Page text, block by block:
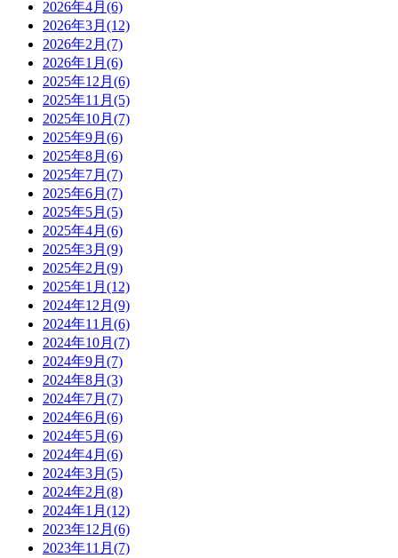
2026年4月(6)
2026年3月(12)
2026年2月(7)
2026年1月(6)
2025年12月(6)
2025年11月(5)
2025年10月(7)
2025年9月(6)
2025年8月(6)
2025年7月(7)
2025年6月(7)
2025年5月(5)
2025年4月(6)
2025年3月(9)
2025年2月(9)
2025年1月(12)
2024年12月(9)
2024年11月(6)
2024年10月(7)
2024年9月(7)
2024年8月(3)
2024年7月(7)
2024年6月(6)
2024年5月(6)
2024年4月(6)
2024年3月(5)
2024年2月(8)
2024年1月(12)
2023年12月(6)
2023年11月(7)